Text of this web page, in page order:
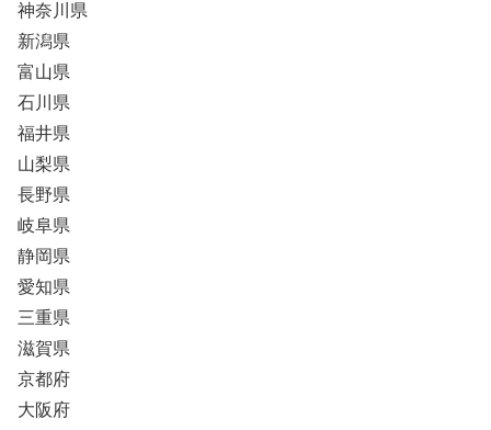
神奈川県
新潟県
富山県
石川県
福井県
山梨県
長野県
岐阜県
静岡県
愛知県
三重県
滋賀県
京都府
大阪府